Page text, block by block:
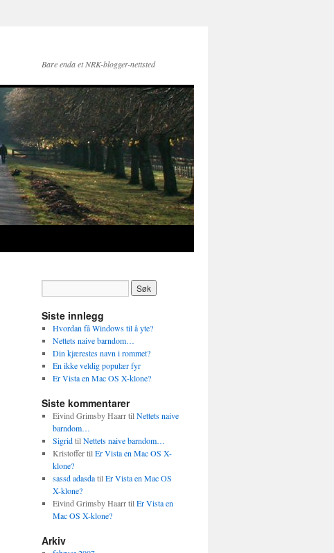
Bare enda et NRK-blogger-nettsted
Siste innlegg
Hvordan få Windows til å yte?
Nettets naive barndom…
Din kjærestes navn i rommet?
En ikke veldig populær fyr
Er Vista en Mac OS X-klone?
Siste kommentarer
Eivind Grimsby HaarrtilNettets naive
barndom…
SigridtilNettets naive barndom…
KristoffertilEr Vista en Mac OS X-
klone?
sassd adasdatilEr Vista en Mac OS
X-klone?
Eivind Grimsby HaarrtilEr Vista en
Mac OS X-klone?
Arkiv